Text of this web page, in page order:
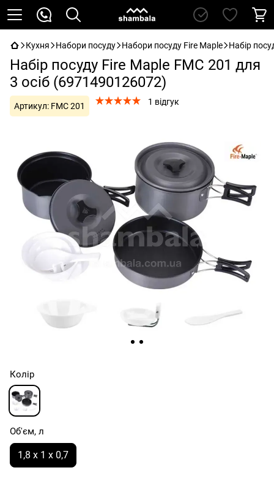
Кухня Набори посуду Набори посуду Fire Maple Набір
Набір посуду Fire Maple FMC 201 для
3 осіб (6971490126072)
Артикул: FMC 201 1 відгук
Колір
Об'єм, л
1,8 х 1 х 0,7